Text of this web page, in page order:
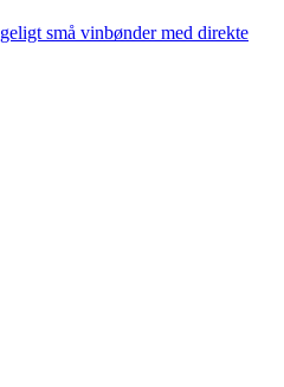
små vinbønder med direkte